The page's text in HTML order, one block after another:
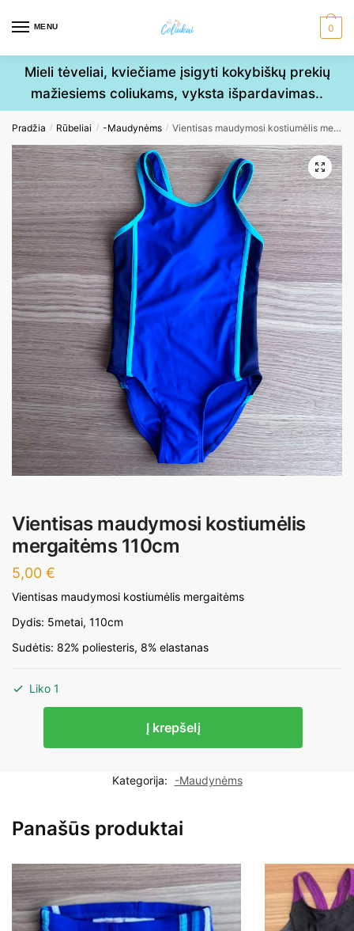
MENU 0
Mieli tėveliai, kviečiame įsigyti kokybiškų prekių
mažiesiems coliukams, vyksta išpardavimas..
Pradžia / Rūbeliai / -Maudynėms / Vientisas maudymosi kostiumėlis mergaitėms 110cm
Vientisas maudymosi kostiumėlis
mergaitėms 110cm
5,00 €
Vientisas maudymosi kostiumėlis mergaitėms
Dydis: 5metai, 110cm
Sudėtis: 82% poliesteris, 8% elastanas
Liko 1
Vientisas
110cm
Į krepšelį
Kategorija: -Maudynėms
Panašūs produktai